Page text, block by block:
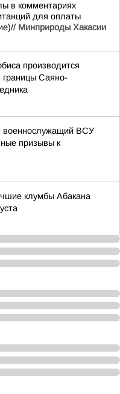
в комментариях
для оплаты
Минприроды Хакасии
производится
Саяно-
военнослужащий ВСУ
призывы к
клумбы Абакана